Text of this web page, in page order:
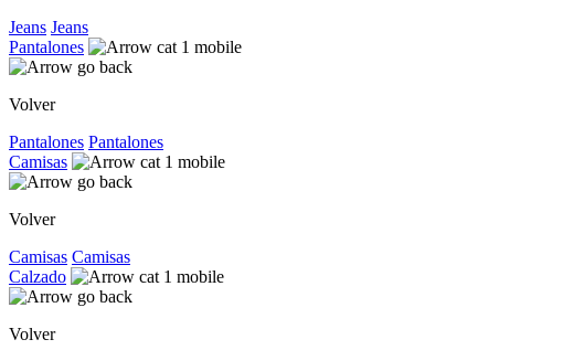
Jeans Jeans
Pantalones
Volver
Pantalones Pantalones
Camisas
Volver
Camisas Camisas
Calzado
Volver